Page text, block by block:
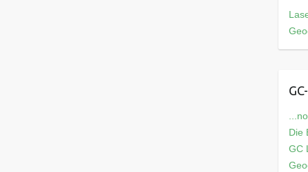
Die
GC